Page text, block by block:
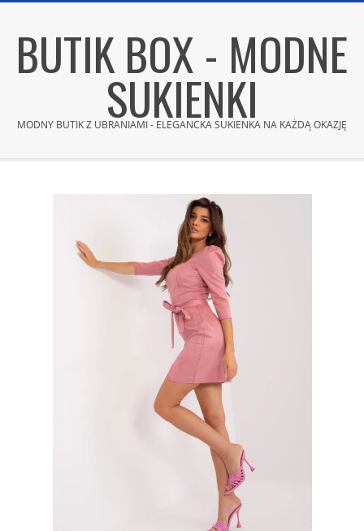
contentBUTIK BOX - MODNE
SUKIENKI
MODNY BUTIK Z UBRANIAMI - ELEGANCKA SUKIENKA NA KAŻDĄ OKAZJĘ